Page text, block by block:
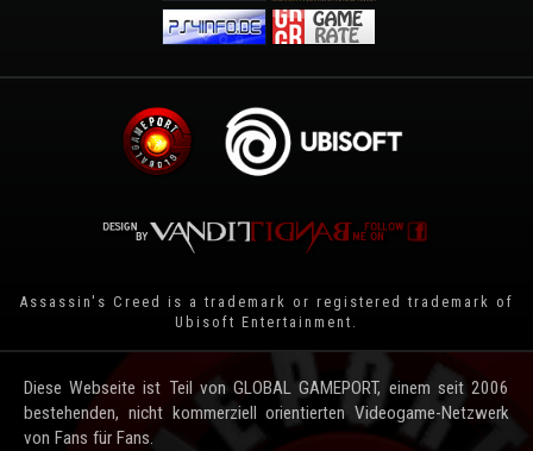
Assassin's Creed is a trademark or registered trademark of
Ubisoft Entertainment .
Diese Webseite ist Teil von GLOBAL GAMEPORT, einem seit 2006
bestehenden, nicht kommerziell orientierten Videogame-Netzwerk
von Fans für Fans.